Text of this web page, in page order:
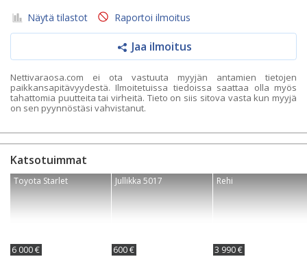
Näytä tilastot Raportoi ilmoitus
Jaa ilmoitus
Nettivaraosa.com ei ota vastuuta myyjän antamien tietojen
paikkansapitävyydestä. Ilmoitetuissa tiedoissa saattaa olla myös
tahattomia puutteita tai virheitä. Tieto on siis sitova vasta kun myyjä
on sen pyynnöstäsi vahvistanut.
Katsotuimmat
Toyota Starlet
6 000 €
Jullikka 5017
600 €
Rehi
3 990 €